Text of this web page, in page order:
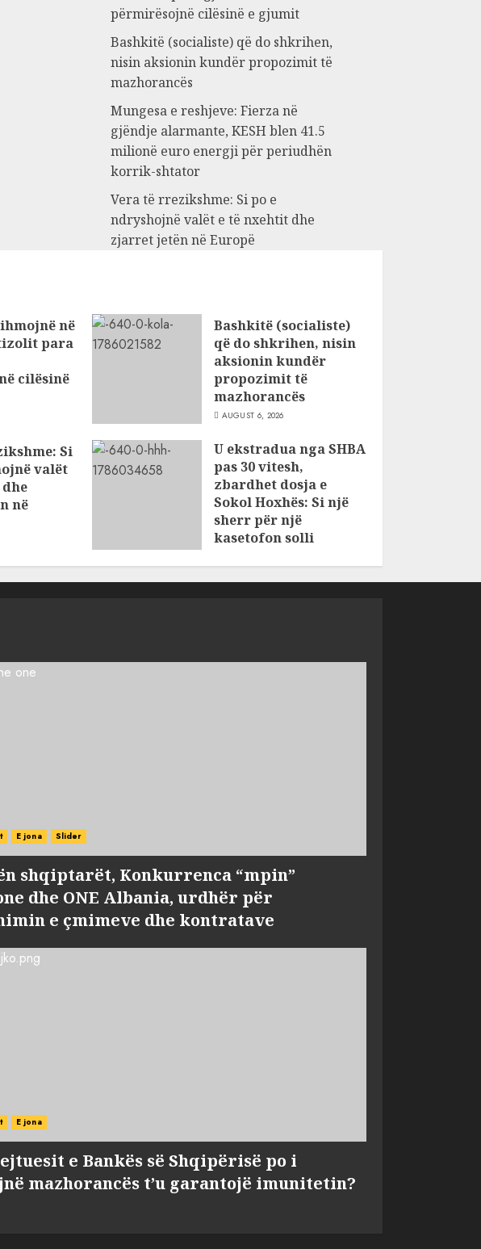
përmirësojnë cilësinë e gjumit
Bashkitë (socialiste) që do shkrihen,
nisin aksionin kundër propozimit të
mazhorancës
Mungesa e reshjeve: Fierza në
gjëndje alarmante, KESH blen 41.5
milionë euro energji për periudhën
korrik-shtator
Vera të rrezikshme: Si po e
ndryshojnë valët e të nxehtit dhe
zjarret jetën në Europë
në
para
cilësinë
Bashkitë (socialiste)
që do shkrihen, nisin
aksionin kundër
propozimit të
mazhorancës
AUGUST 6, 2026
Si
valët
në
U ekstradua nga SHBA
pas 30 vitesh,
zbardhet dosja e
Sokol Hoxhës: Si një
sherr për një
kasetofon solli
E jona Slider
shqiptarët, Konkurrenca “mpin”
dhe ONE Albania, urdhër për
e çmimeve dhe kontratave
E jona
e Bankës së Shqipërisë po i
mazhorancës t’u garantojë imunitetin?